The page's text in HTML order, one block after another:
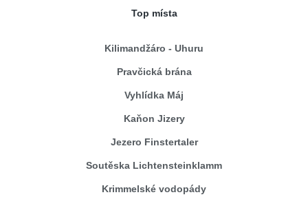
Top místa
Kilimandžáro - Uhuru
Pravčická brána
Vyhlídka Máj
Kaňon Jizery
Jezero Finstertaler
Soutěska Lichtensteinklamm
Krimmelské vodopády